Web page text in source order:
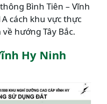
Bình Tiên – Vĩnh
cách khu vực thực
hướng Tây Bắc.
Hy Ninh